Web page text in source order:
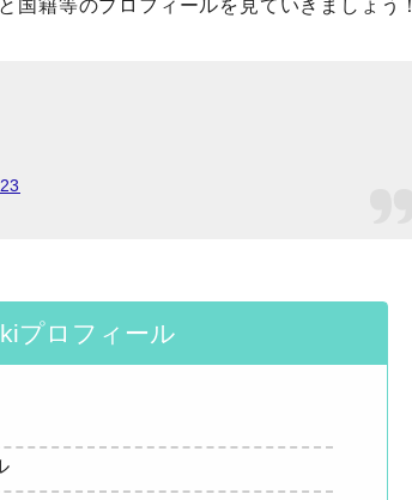
国籍等のプロフィールを見ていきましょう！
プロフィール